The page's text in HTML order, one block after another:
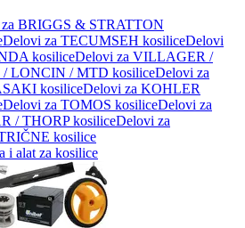
BRIGGS & STRATTON
Delovi za TECUMSEH kosiliceDelovi
kosiliceDelovi za VILLAGER /
/ LONCIN / MTD kosiliceDelovi za
kosiliceDelovi za KOHLER
Delovi za TOMOS kosiliceDelovi za
/ THORP kosiliceDelovi za
kosilice
i alat za kosilice